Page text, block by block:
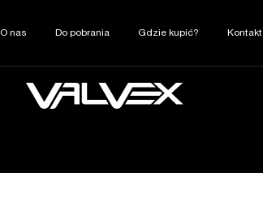
O nas Do pobrania Gdzie kupić? Kontakt